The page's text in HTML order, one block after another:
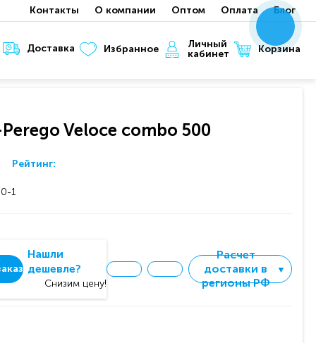
Контакты О компании Оптом Оплата Блог
Доставка Избранное
Личный
кабинет
Корзина
Veloce combo 500
Рейтинг:
1
Нашли
дешевле?
Снизим цену!
Расчет
доставки в
регионы РФ
▼
xxx